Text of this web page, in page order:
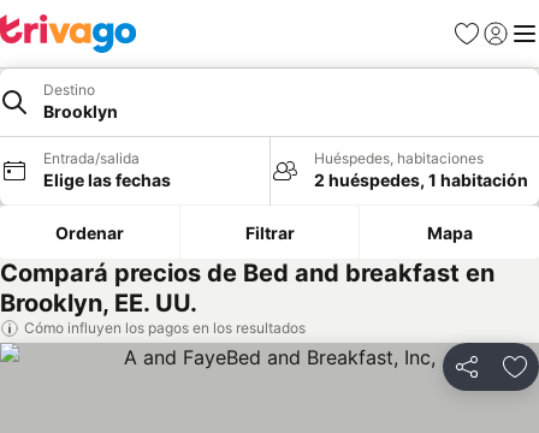
Favoritos
Iniciar
Destino
Brooklyn
Entrada/salida
Elige las fechas
Huéspedes, habitaciones
2 huéspedes, 1 habitación
Ordenar Filtrar Mapa
Compará precios de Bed and breakfast en
Brooklyn, EE. UU.
Cómo influyen los pagos en los resultados
Compartir